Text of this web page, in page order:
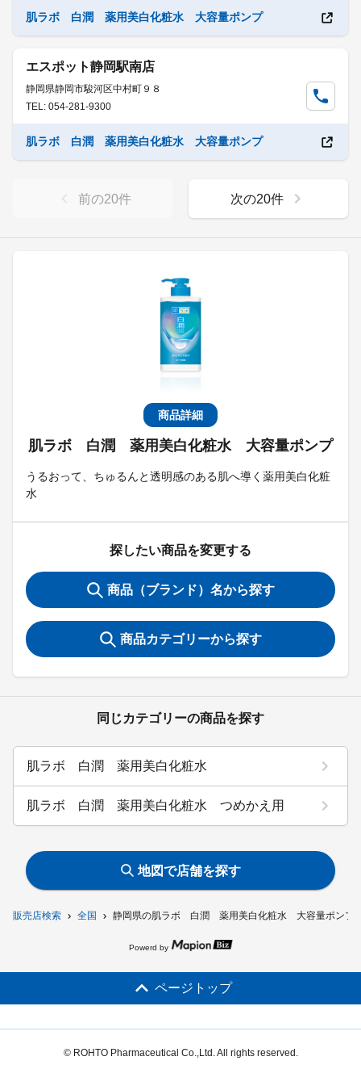
販売店検索 全国 静岡県の肌ラボ 白潤 薬用美白化粧水 大容量ポンプ
商品詳細
肌ラボ 白潤 薬用美白化粧水 大容量ポンプ
うるおって、ちゅるんと透明感のある肌へ導く薬用美白化粧
水
探したい商品を変更する
商品（ブランド）名から探す
商品カテゴリーから探す
同じカテゴリーの商品を探す
肌ラボ 白潤 薬用美白化粧水
肌ラボ 白潤 薬用美白化粧水 つめかえ用
肌ラボ 白潤 薬用美白化粧水 大容量ポンプ
エスポット静岡駅南店
静岡県静岡市駿河区中村町９８
TEL: 054-281-9300
肌ラボ 白潤 薬用美白化粧水 大容量ポンプ
前の20件 次の20件
地図で店舗を探す
Powerd by
ページトップ
© ROHTO Pharmaceutical Co.,Ltd. All rights reserved.